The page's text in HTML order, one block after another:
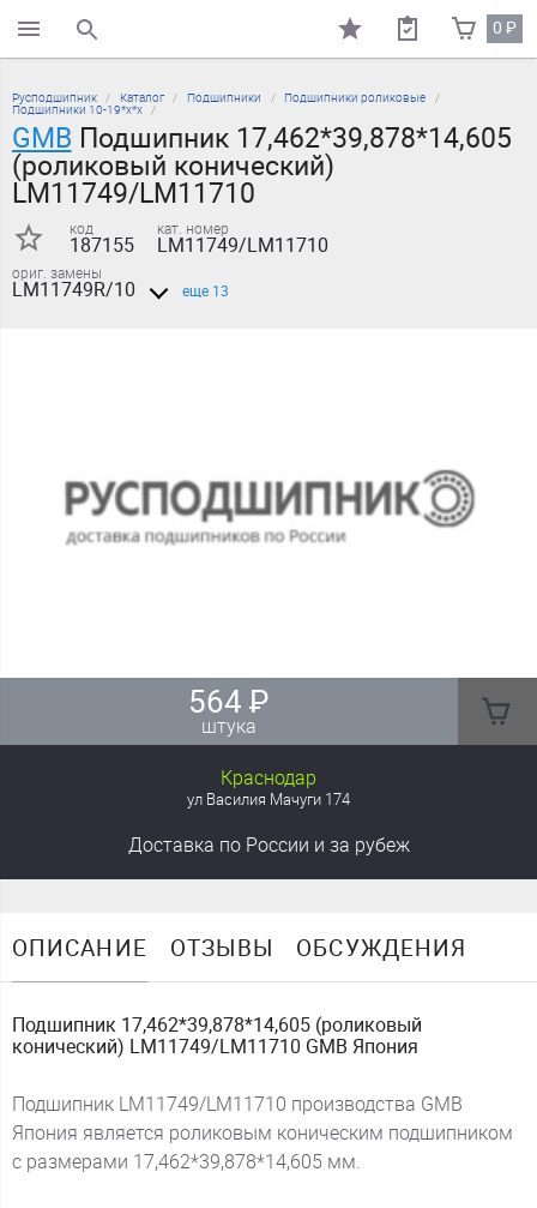
поиск по каталогу 0₽
Русподшипник Каталог Подшипники Подшипники роликовые
Подшипники 10-19*х*х
GMB Подшипник 17,462*39,878*14,605
(роликовый конический)
LM11749/LM11710
код
187155
кат. номер
LM11749/LM11710
ориг. замены
LM11749R/10 еще 13
564₽
штука
Краснодар
ул Василия Мачуги 174
Доставка по России и за рубеж
ОПИСАНИЕ ОТЗЫВЫ ОБСУЖДЕНИЯ
Подшипник 17,462*39,878*14,605 (роликовый
конический) LM11749/LM11710 GMB Япония
Подшипник LM11749/LM11710 производства GMB
Япония является роликовым коническим подшипником
с размерами 17,462*39,878*14,605 мм.